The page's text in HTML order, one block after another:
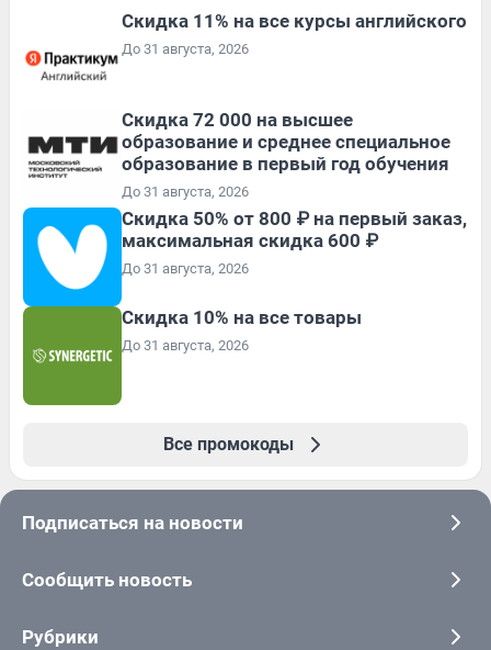
Скидка 11% на все курсы английского
До 31 августа, 2026
Скидка 72 000 на высшее
образование и среднее специальное
образование в первый год обучения
До 31 августа, 2026
Скидка 50% от 800 ₽ на первый заказ,
максимальная скидка 600 ₽
До 31 августа, 2026
Скидка 10% на все товары
До 31 августа, 2026
Все промокоды
Подписаться на новости
Сообщить новость
Рубрики